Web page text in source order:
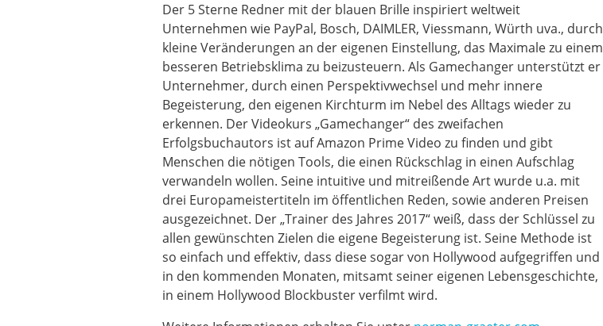
Der 5 Sterne Redner mit der blauen Brille inspiriert weltweit
Unternehmen wie PayPal, Bosch, DAIMLER, Viessmann, Würth uva., durch
kleine Veränderungen an der eigenen Einstellung, das Maximale zu einem
besseren Betriebsklima zu beizusteuern. Als Gamechanger unterstützt er
Unternehmer, durch einen Perspektivwechsel und mehr innere
Begeisterung, den eigenen Kirchturm im Nebel des Alltags wieder zu
erkennen. Der Videokurs „Gamechanger“ des zweifachen
Erfolgsbuchautors ist auf Amazon Prime Video zu finden und gibt
Menschen die nötigen Tools, die einen Rückschlag in einen Aufschlag
verwandeln wollen. Seine intuitive und mitreißende Art wurde u.a. mit
drei Europameistertiteln im öffentlichen Reden, sowie anderen Preisen
ausgezeichnet. Der „Trainer des Jahres 2017“ weiß, dass der Schlüssel zu
allen gewünschten Zielen die eigene Begeisterung ist. Seine Methode ist
so einfach und effektiv, dass diese sogar von Hollywood aufgegriffen und
in den kommenden Monaten, mitsamt seiner eigenen Lebensgeschichte,
in einem Hollywood Blockbuster verfilmt wird.